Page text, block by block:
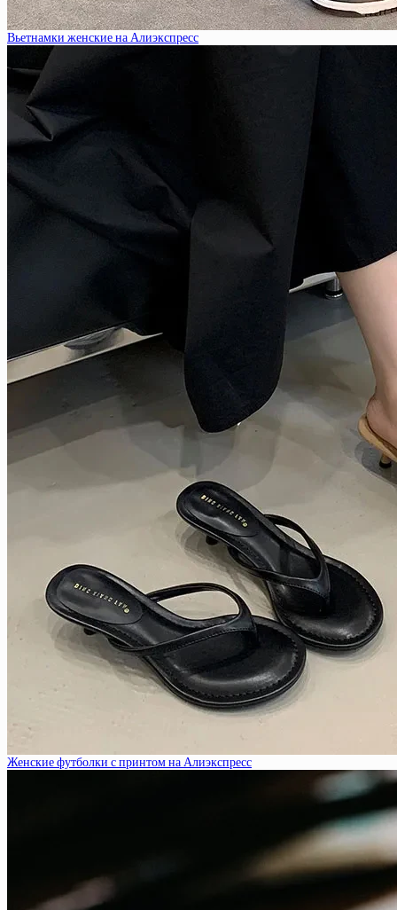
Вьетнамки женские на Алиэкспресс
Женские футболки с принтом на Алиэкспресс